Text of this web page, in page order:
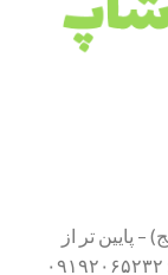
پایین تر از